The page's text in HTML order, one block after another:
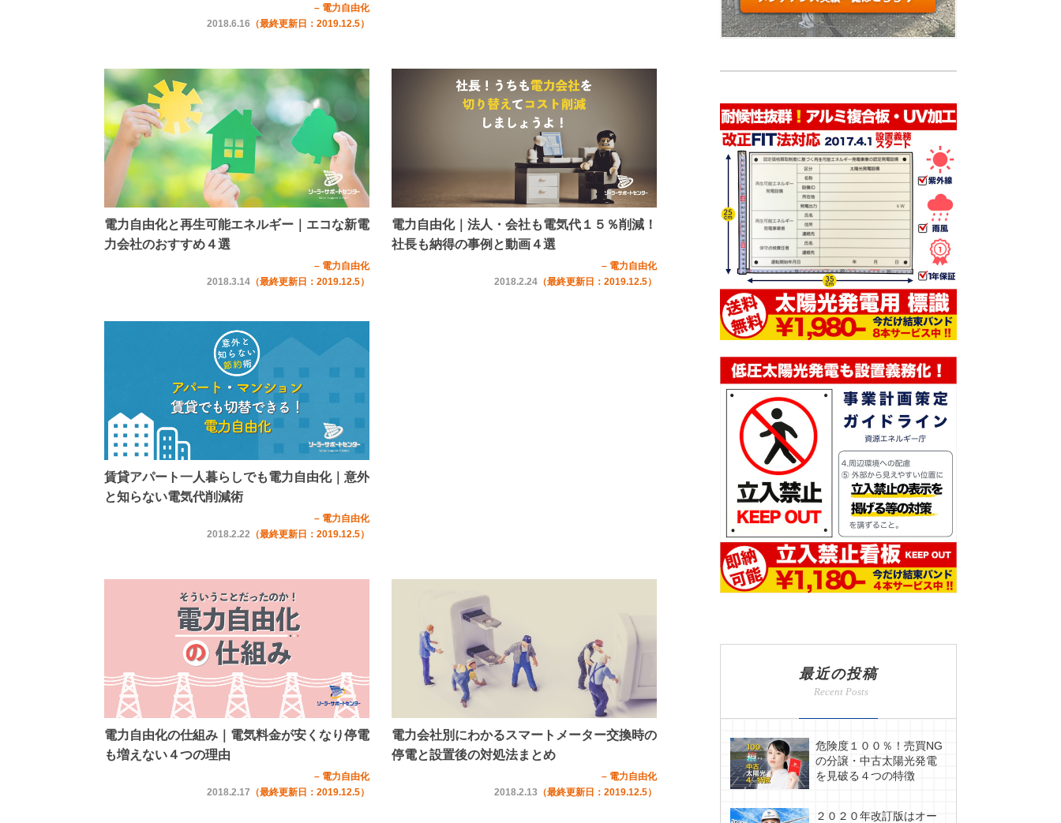
– 電力自由化
2018.6.16 （最終更新日：2019.12.5）
電力自由化と再生可能エネルギー｜エコな新電
力会社のおすすめ４選
– 電力自由化
2018.3.14 （最終更新日：2019.12.5）
電力自由化｜法人・会社も電気代１５％削減！
社長も納得の事例と動画４選
– 電力自由化
2018.2.24 （最終更新日：2019.12.5）
賃貸アパート一人暮らしでも電力自由化｜意外
と知らない電気代削減術
– 電力自由化
2018.2.22 （最終更新日：2019.12.5）
電力自由化の仕組み｜電気料金が安くなり停電
も増えない４つの理由
– 電力自由化
2018.2.17 （最終更新日：2019.12.5）
電力会社別にわかるスマートメーター交換時の
停電と設置後の対処法まとめ
– 電力自由化
2018.2.13 （最終更新日：2019.12.5）
最近の投稿
危険度１００％！売買NG
の分譲・中古太陽光発電
を見破る４つの特徴
２０２０年改訂版はオー